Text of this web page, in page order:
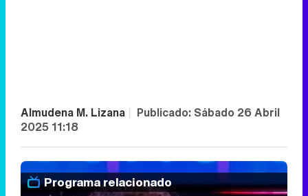
Almudena M. Lizana | Publicado: Sábado 26 Abril
2025 11:18
Programa relacionado